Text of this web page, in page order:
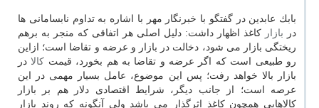
بابك عابدین در گفتگو با خبرنگار مهر با اشاره به تداوم نابسامانی ها
در بازار كاغذ اظهار داشت: دلیل اصلی هر اتفاقی كه منجر به برهم
ریختگی بازار می شود، دخالت در بازار و عرضه و تقاضا است؛ ازاین
رو طبیعی است كه اگر عرضه و تقاضا به هم بخورد، قیمت كالادر
بازار بالا خواهد رفت؛ پس این موضوع، عامل بسیار مهمی در این
عرصه است؛ از جانب دیگر، شرایط اقتصادی دلار هم بر بازار
كالاهایی همچون كاغذ اثرگذار می باشد ولی آنگونه كه روند بازار